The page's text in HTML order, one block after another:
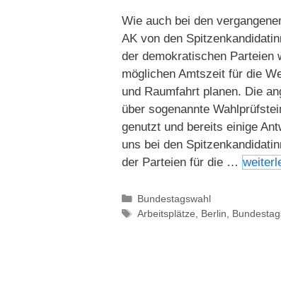
Wie auch bei den
AK von den
der demokratischen Parteien
möglichen Amtszeit für die
und Raumfahrt planen. Die
über sogenannte
genutzt und bereits einige
uns bei den
der Parteien für die …
Kategorien
Bundestagswahl
Schlagwörter
Arbeitsplätze, Berlin,